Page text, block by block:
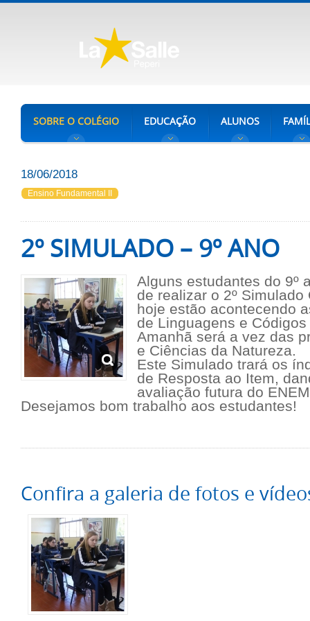
SOBRE O COLÉGIO EDUCAÇÃO ALUNOS
18/06/2018
Ensino Fundamental II
2º SIMULADO – 9º ANO
Alguns estudantes do 9º
de realizar o 2º
hoje estão acontecendo
de Linguagens e
Amanhã será a vez das
e Ciências da Natureza.
Este Simulado trará os
de Resposta ao Item,
avaliação futura do
Desejamos bom trabalho aos estudantes!
Confira a galeria de fotos e